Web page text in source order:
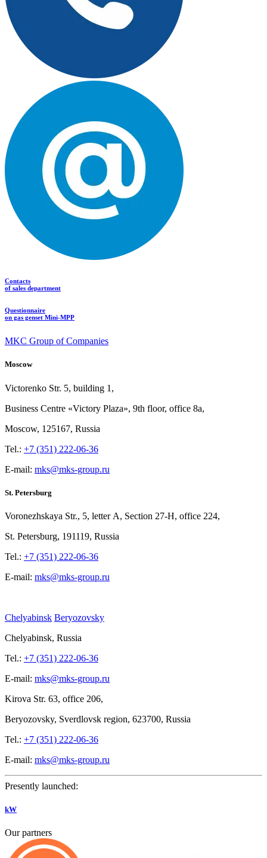
Contacts
of sales department
Questionnaire
on gas genset Mini-MPP
MKC Group of Companies
Moscow
Victorenko Str. 5, building 1,
Business Centre «Victory Plaza», 9th floor, office 8a,
Moscow, 125167, Russia
Tel.: +7 (351) 222-06-36
E-mail: mks@mks-group.ru
St. Petersburg
Voronezhskaya Str., 5, letter A, Section 27-Н, office 224,
St. Petersburg, 191119, Russia
Tel.: +7 (351) 222-06-36
E-mail: mks@mks-group.ru
Chelyabinsk Beryozovsky
Chelyabinsk, Russia
Tel.: +7 (351) 222-06-36
E-mail: mks@mks-group.ru
Kirova Str. 63, office 206,
Beryozovsky, Sverdlovsk region, 623700, Russia
Tel.: +7 (351) 222-06-36
E-mail: mks@mks-group.ru
Presently launched:
kW
Our partners